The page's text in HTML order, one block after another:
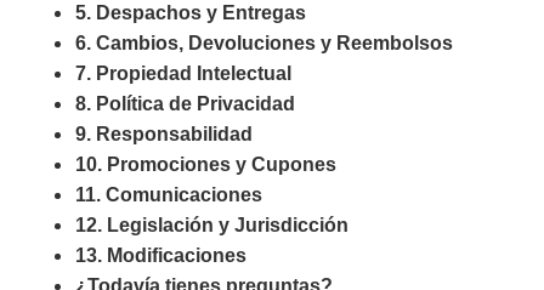
5. Despachos y Entregas
6. Cambios, Devoluciones y Reembolsos
7. Propiedad Intelectual
8. Política de Privacidad
9. Responsabilidad
10. Promociones y Cupones
11. Comunicaciones
12. Legislación y Jurisdicción
13. Modificaciones